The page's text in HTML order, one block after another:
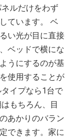
ルだけをわず
ています。 ベ
い光が目に直接
ベッドで横にな
うにするのが基
使用することが
イプなら1台で
もちろん、目
あかりのバラン
できます。家に